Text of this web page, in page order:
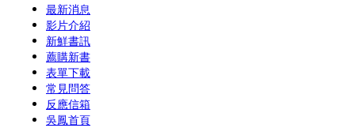
最新消息
影片介紹
新鮮書訊
薦購新書
表單下載
常見問答
反應信箱
吳鳳首頁